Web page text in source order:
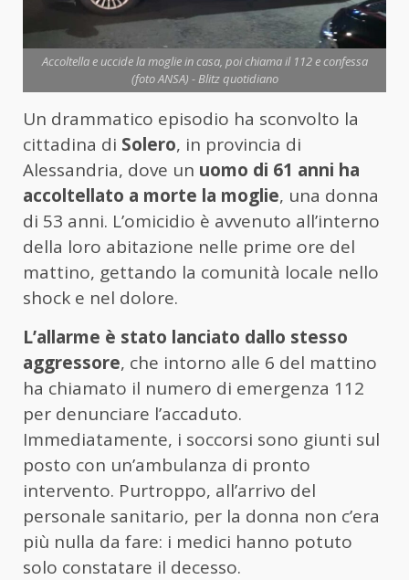
Accoltella e uccide la moglie in casa, poi chiama il 112 e confessa
(foto ANSA) - Blitz quotidiano
Un drammatico episodio ha sconvolto la
cittadina di Solero, in provincia di
Alessandria, dove un uomo di 61 anni ha
accoltellato a morte la moglie, una donna
di 53 anni. L’omicidio è avvenuto all’interno
della loro abitazione nelle prime ore del
mattino, gettando la comunità locale nello
shock e nel dolore.
L’allarme è stato lanciato dallo stesso
aggressore, che intorno alle 6 del mattino
ha chiamato il numero di emergenza 112
per denunciare l’accaduto.
Immediatamente, i soccorsi sono giunti sul
posto con un’ambulanza di pronto
intervento. Purtroppo, all’arrivo del
personale sanitario, per la donna non c’era
più nulla da fare: i medici hanno potuto
solo constatare il decesso.